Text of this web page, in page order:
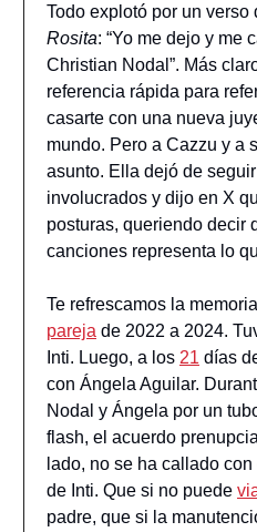
Todo explotó por un
Rosita: “Yo me dejo y me
Christian Nodal”. Más
referencia rápida para
casarte con una nueva
mundo. Pero a Cazzu y a
asunto. Ella dejó de
involucrados y dijo en X
posturas, queriendo decir
canciones representa lo
Te refrescamos la
pareja de 2022 a 2024.
Inti. Luego, a los 21 días
con Ángela Aguilar.
Nodal y Ángela por un
flash, el acuerdo
lado, no se ha callado
de Inti. Que si no puede
padre, que si la